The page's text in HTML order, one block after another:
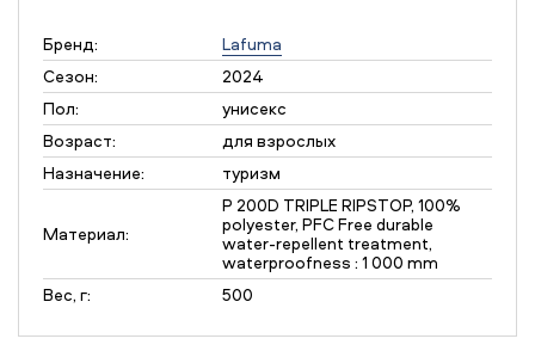
Бренд:
Lafuma
Сезон:
2024
Пол:
унисекс
Возраст:
для взрослых
Назначение:
туризм
Материал:
P 200D TRIPLE RIPSTOP, 100%
polyester, PFC Free durable
water-repellent treatment,
waterproofness : 1 000 mm
Вес, г:
500